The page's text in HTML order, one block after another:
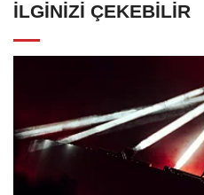
İLGINIZI ÇEKEBILIR